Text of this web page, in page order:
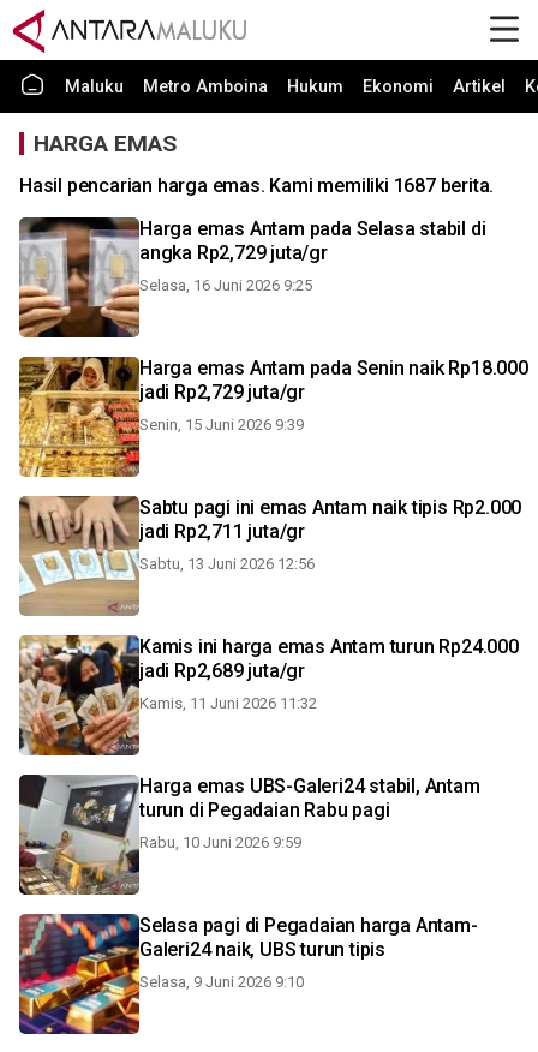
Maluku Metro Amboina Hukum Ekonomi Artikel
HARGA EMAS
Hasil pencarian harga emas. Kami memiliki 1687 berita.
Harga emas Antam pada Selasa stabil di
angka Rp2,729 juta/gr
Selasa, 16 Juni 2026 9:25
Harga emas Antam pada Senin naik Rp18.000
jadi Rp2,729 juta/gr
Senin, 15 Juni 2026 9:39
Sabtu pagi ini emas Antam naik tipis Rp2.000
jadi Rp2,711 juta/gr
Sabtu, 13 Juni 2026 12:56
Kamis ini harga emas Antam turun Rp24.000
jadi Rp2,689 juta/gr
Kamis, 11 Juni 2026 11:32
Harga emas UBS-Galeri24 stabil, Antam
turun di Pegadaian Rabu pagi
Rabu, 10 Juni 2026 9:59
Selasa pagi di Pegadaian harga Antam-
Galeri24 naik, UBS turun tipis
Selasa, 9 Juni 2026 9:10